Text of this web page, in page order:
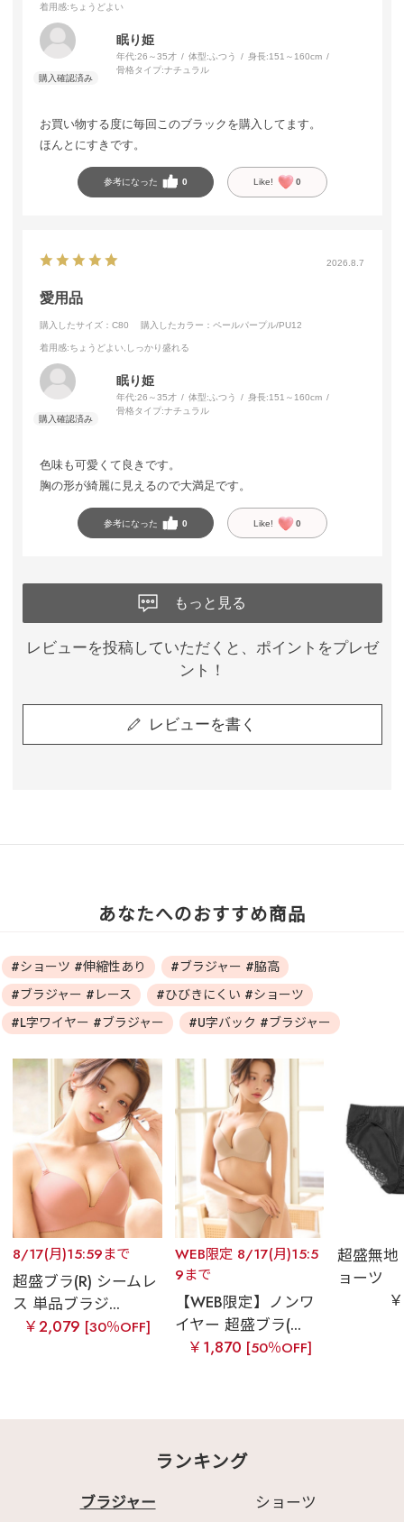
着用感:ちょうどよい
眠り姫
年代:26～35才 体型: ふつう 身長:151～160cm
骨格タイプ:ナチュラル
お買い物する度に毎回このブラックを購入してます。
ほんとにすきです。
参考になった 0 Like! 0
2026.8.7
愛用品
購入したサイズ：C80 購入したカラー：ペールパープル/PU12
着用感:ちょうどよい,しっかり盛れる
眠り姫
年代:26～35才 体型:ふつう 身長:151～160cm
骨格タイプ:ナチュラル
色味も可愛くて良きです。
胸の形が綺麗に見えるので大満足です。
参考になった 0 Like! 0
もっと見る
レビューを投稿していただくと、ポイントをプレゼ
ント！
レビューを書く
あなたへのおすすめ商品
#ショーツ #伸縮性あり
#ブラジャー #脇高
#ブラジャー #レース
#ひびきにくい #ショーツ
#L字ワイヤー #ブラジャー
#U字バック #ブラジャー
8/17(月)15:59まで
超盛ブラ(R) シームレ
ス 単品ブラジ...
￥2,079 [30％OFF]
WEB限定 8/17(月)15:5
9まで
【WEB限定】ノンワ
イヤー 超盛ブラ(...
￥1,870 [50％OFF]
超盛無地
ョーツ
ランキング
ブラジャー ショーツ